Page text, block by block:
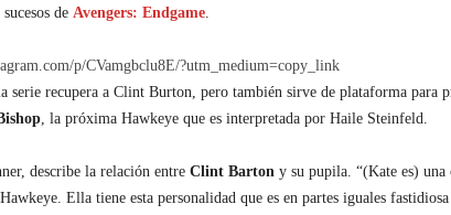
de Avengers: Endgame.
p/CVamgbclu8E/?utm_medium=copy_link
serie recupera a Clint Burton, pero también sirve de plataforma para
, la próxima Hawkeye que es interpretada por Haile Steinfeld.
describe la relación entre Clint Bartony su pupila. “(Kate es) una
Ella tiene esta personalidad que es en partes iguales